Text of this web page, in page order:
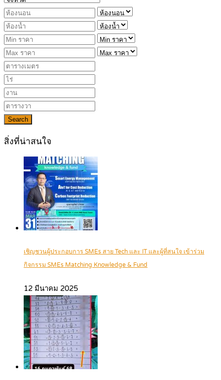
Search
สิ่งที่น่าสนใจ
เชิญชวนผู้ประกอบการ SMEs สาย Tech และ IT และผู้ที่สนใจ เข้าร่วม
กิจกรรม SMEs Matching Knowledge & Fund
12 มีนาคม 2025